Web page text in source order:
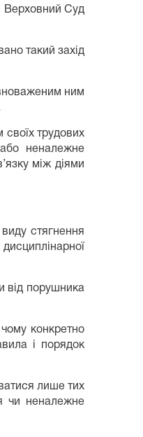
Верховний Суд
такий захід
ним
трудових
або неналежне
між діями
стягнення
від порушника
конкретно
і порядок
лише тих
чи неналежне